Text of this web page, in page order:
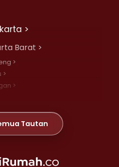
>
Barat >
>
>
>
Pusat >
Tautan